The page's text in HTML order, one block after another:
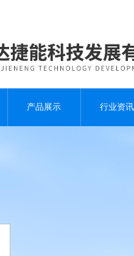
产品展示 行业资讯